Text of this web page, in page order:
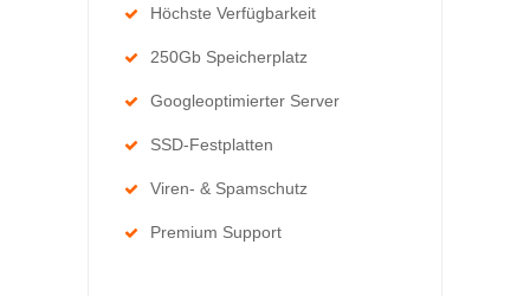
Höchste Verfügbarkeit
250Gb Speicherplatz
Googleoptimierter Server
SSD-Festplatten
Viren- & Spamschutz
Premium Support